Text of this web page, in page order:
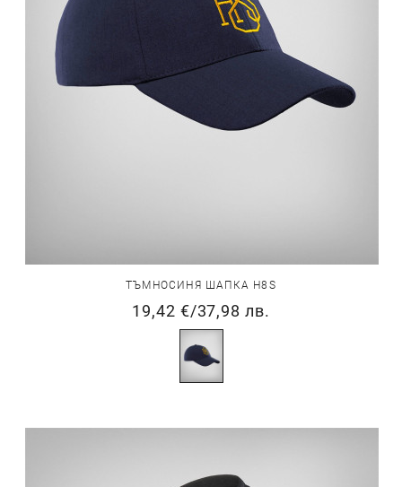
ТЪМНОСИНЯ ШАПКА H8S
19,42 €/37,98 лв.